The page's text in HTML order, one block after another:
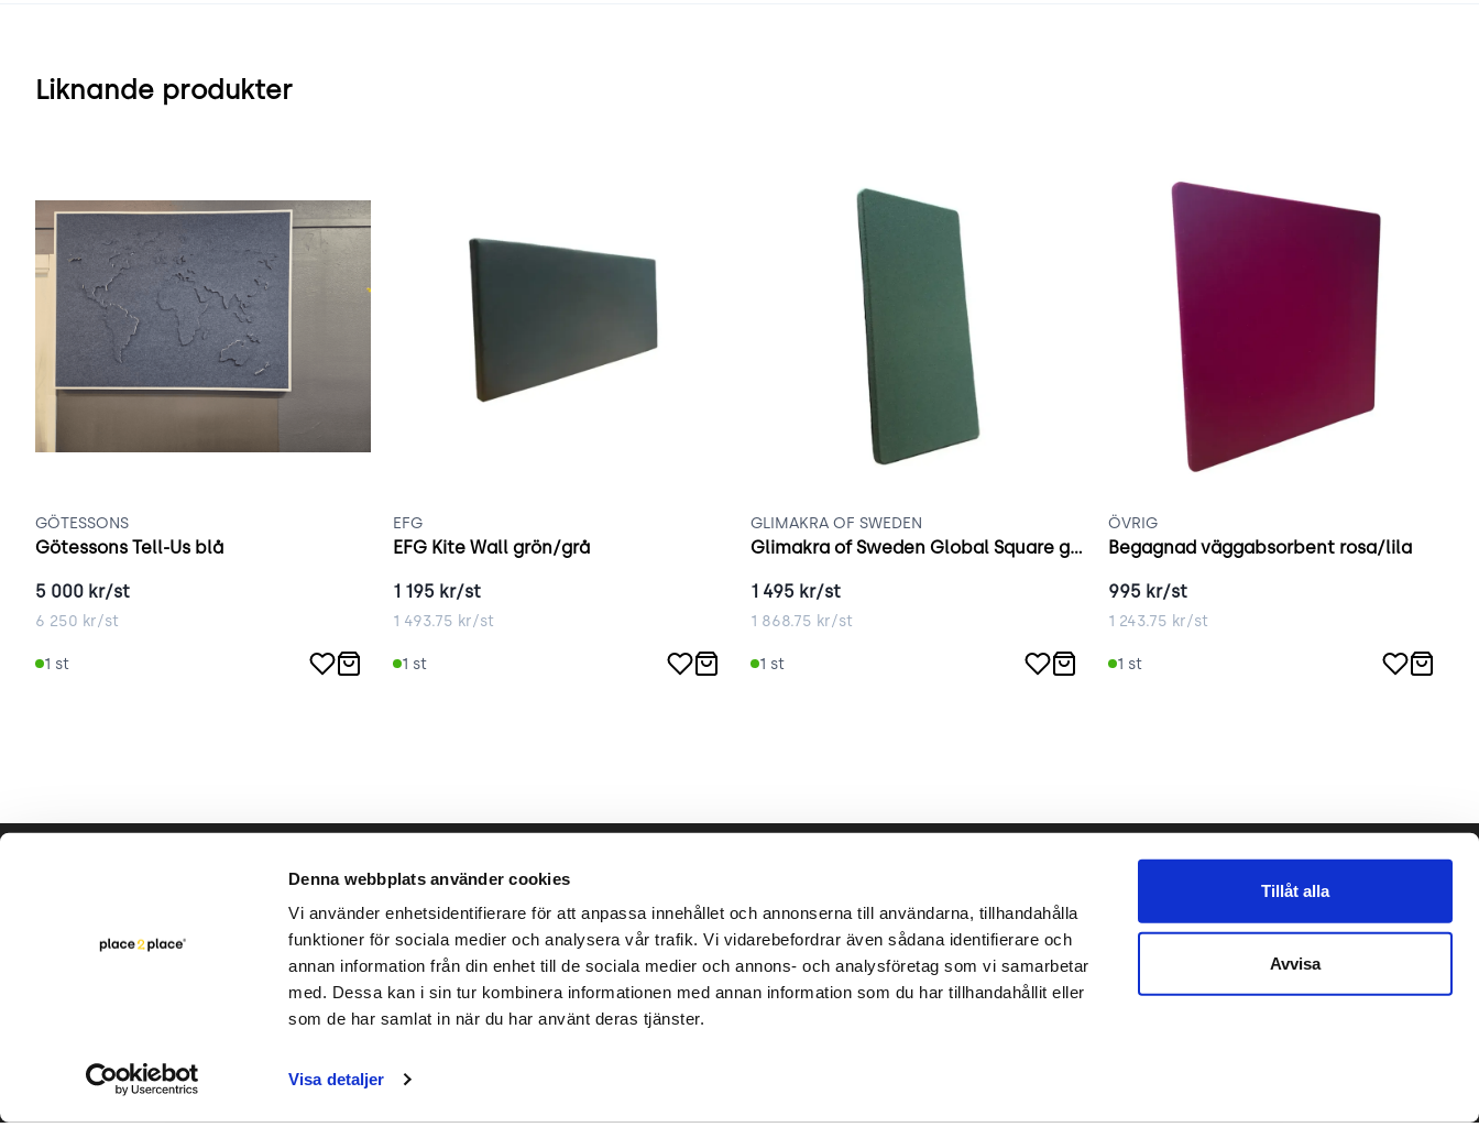
Denna webbplats använder cookies
Vi använder enhetsidentifierare för att anpassa innehållet och annonserna till användarna, tillhandahålla
funktioner för sociala medier och analysera vår trafik. Vi vidarebefordrar även sådana identifierare och
annan information från din enhet till de sociala medier och annons- och analysföretag som vi samarbetar
med. Dessa kan i sin tur kombinera informationen med annan information som du har tillhandahållit eller
som de har samlat in när du har använt deras tjänster.
Visa detaljer
Tillåt alla
Avvisa
Liknande produkter
GÖTESSONS
Götessons Tell-Us blå
5 000 kr/st
6 250 kr/st
1 st
EFG
EFG Kite Wall grön/grå
1 195 kr/st
1 493.75 kr/st
1 st
GLIMAKRA OF SWEDEN
Glimakra of Sweden Global Square grön
1 495 kr/st
1 868.75 kr/st
1 st
ÖVRIG
Begagnad väggabsorbent rosa/lila
995 kr/st
1 243.75 kr/st
1 st
Hjälp & support
Bli säljare
Kontakta oss
Vårt hållbara arbete
Varumärken
Rapporter
Om
Karriär
Ansvar
Integritet
place2place AB 2020